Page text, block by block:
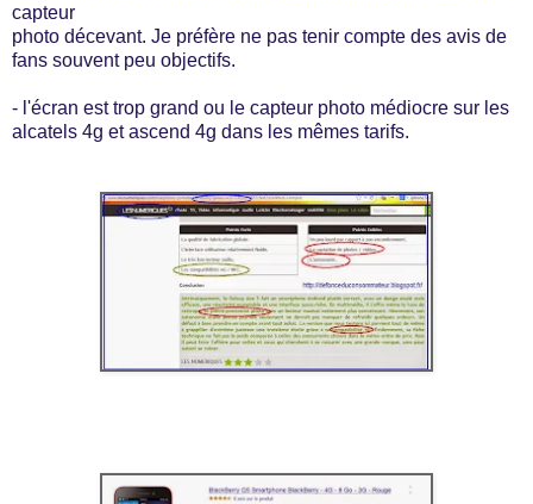
capteur
photo décevant. Je préfère ne pas tenir compte des avis de
fans souvent peu objectifs.
- l'écran est trop grand ou le capteur photo médiocre sur les
alcatels 4g et ascend 4g dans les mêmes tarifs.